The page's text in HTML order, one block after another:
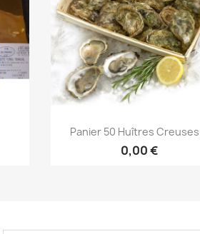
Aperçu rapide
Panier 50 Huîtres
0,00 €